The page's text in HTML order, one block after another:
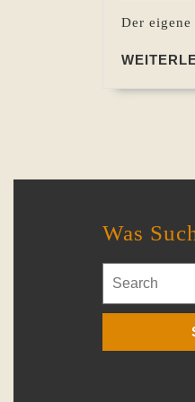
Der
Was
for: